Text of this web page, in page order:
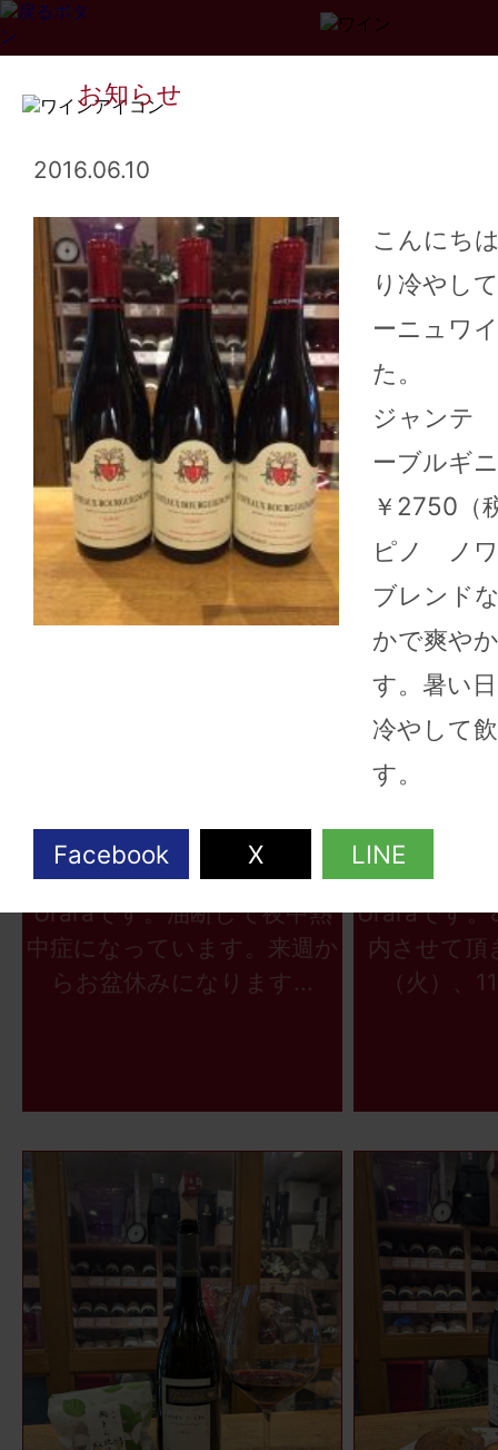
Page 1 2 3 ... 34 >>
2026年08月06日
こんにちは、ワインショップ
Uraraです。油断して夜中熱
中症になっています。来週か
らお盆休みになります...
2026
こんにちは
Uraraです。
内させて頂
（火）、
お知らせ
2016.06.10
こんにち
り冷やし
ーニュワ
た。
ジャンテ
ーブルギ
￥2750（
ピノ ノ
ブレンド
かで爽や
す。暑い
冷やして
す。